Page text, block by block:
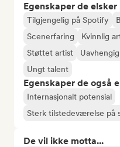
Egenskaper de elsker
Tilgjengelig på Spotify
Scenerfaring
Kvinnlig
Støttet artist
Ungt talent
Egenskaper de også
Internasjonalt potensial
Sterk tilstedeværelse på
De vil ikke motta...